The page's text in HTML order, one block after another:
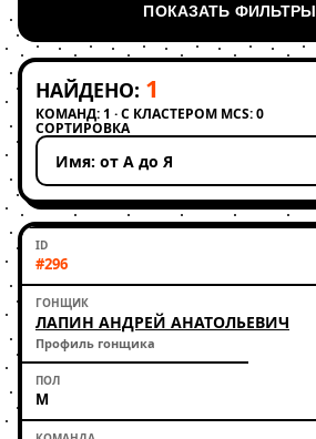
ПОКАЗАТЬ ФИЛЬТРЫ
НАЙДЕНО: 1
КОМАНД: 1 · С КЛАСТЕРОМ MCS: 0
СОРТИРОВКА
Применить сортировку
#296
ЛАПИН АНДРЕЙ АНАТОЛЬЕВИЧ
Профиль гонщика
М